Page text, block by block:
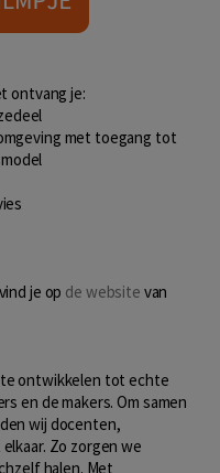
ontvang je:
met toegang tot
je op de website van
te ontwikkelen tot echte
en de makers. Om samen
wij docenten,
Zo zorgen we
halen. Met